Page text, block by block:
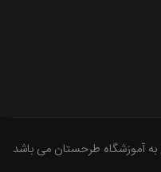
آموزشگاه طرحستان می باشد